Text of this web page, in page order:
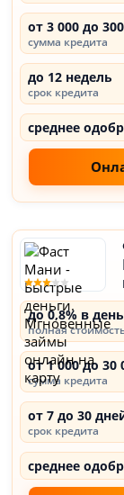
от 3 000 до
сумма кредита
до 12 недель
срок кредита
среднее
до 0,8% в
полная
от 1 000 до 30
сумма кредита
от 7 до 30
срок кредита
среднее